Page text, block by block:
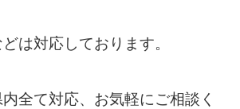
は対応しております。
全て対応、お気軽にご相談く